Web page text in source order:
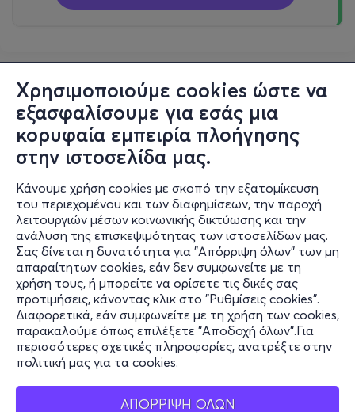
Χρησιμοποιούμε cookies ώστε να
εξασφαλίσουμε για εσάς μια
κορυφαία εμπειρία πλοήγησης
στην ιστοσελίδα μας.
Κάνουμε χρήση cookies με σκοπό την εξατομίκευση
του περιεχομένου και των διαφημίσεων, την παροχή
λειτουργιών μέσων κοινωνικής δικτύωσης και την
ανάλυση της επισκεψιμότητας των ιστοσελίδων μας.
Σας δίνεται η δυνατότητα για "Απόρριψη όλων" των μη
απαραίτητων cookies, εάν δεν συμφωνείτε με τη
χρήση τους, ή μπορείτε να ορίσετε τις δικές σας
προτιμήσεις, κάνοντας κλικ στο "Ρυθμίσεις cookies".
Διαφορετικά, εάν συμφωνείτε με τη χρήση των cookies,
παρακαλούμε όπως επιλέξετε "Αποδοχή όλων".Για
περισσότερες σχετικές πληροφορίες, ανατρέξτε στην
πολιτική μας για τα cookies.
ΑΠΟΡΡΙΨΗ ΟΛΩΝ
Πληροφορίες
Υποστήριξη
Stay Connected
Mobile app